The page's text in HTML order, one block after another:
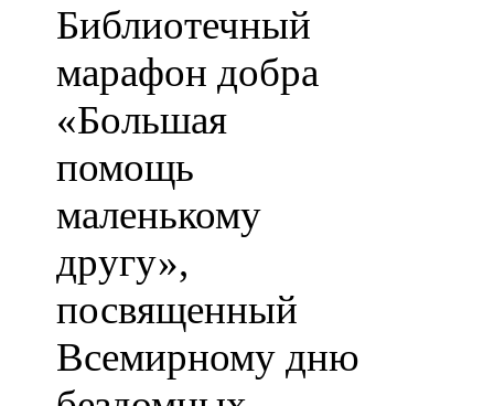
Библиотечный
марафон добра
«Большая
помощь
маленькому
другу»,
посвященный
Всемирному дню